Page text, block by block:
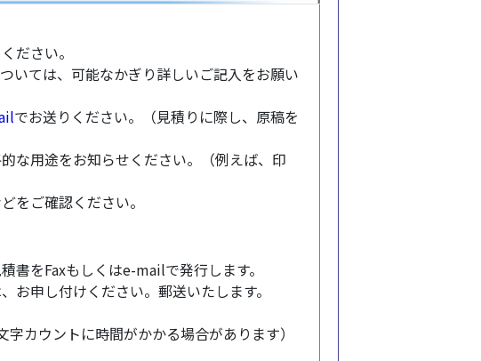
ださい。
いては、可能なかぎり詳しいご記入をお願い
でお送りください。（見積りに際し、原稿を
な用途をお知らせください。（例えば、印
をご確認ください。
をFaxもしくはe-mailで発行します。
申し付けください。郵送いたします。
カウントに時間がかかる場合があります）